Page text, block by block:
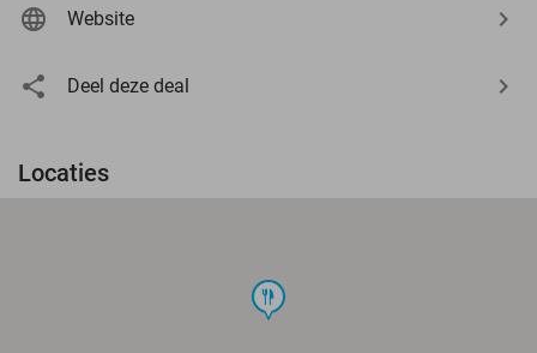
Website
Deel deze deal
Locaties
food